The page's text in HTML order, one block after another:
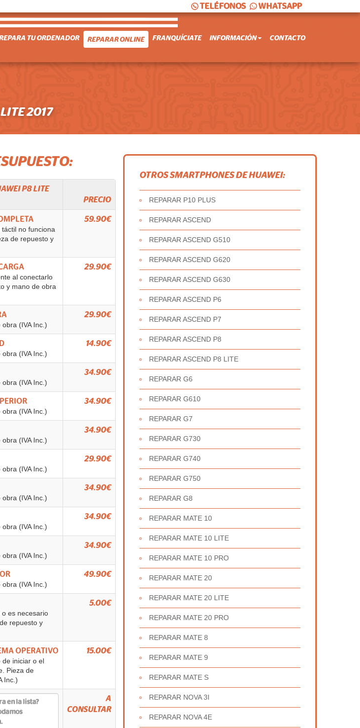
TELÉFONOS WHATSAPP
TU ORDENADOR REPARAR ONLINE FRANQUÍCIATE INFORMACIÓN CONTACTO
2017
P8 LITE
PRECIO
no funciona
de repuesto y
59.90€
al conectarlo
y mano de obra
29.90€
(IVA Inc.)
29.90€
(IVA Inc.)
14.90€
(IVA Inc.)
34.90€
(IVA Inc.)
34.90€
(IVA Inc.)
34.90€
(IVA Inc.)
29.90€
(IVA Inc.)
34.90€
(IVA Inc.)
34.90€
(IVA Inc.)
34.90€
(IVA Inc.)
49.90€
es necesario
repuesto y
5.00€
OPERATIVO
iniciar o el
Pieza de
Inc.)
15.00€
A
CONSULTAR
OTROS SMARTPHONES DE HUAWEI:
REPARAR P10 PLUS
REPARAR ASCEND
REPARAR ASCEND G510
REPARAR ASCEND G620
REPARAR ASCEND G630
REPARAR ASCEND P6
REPARAR ASCEND P7
REPARAR ASCEND P8
REPARAR ASCEND P8 LITE
REPARAR G6
REPARAR G610
REPARAR G7
REPARAR G730
REPARAR G740
REPARAR G750
REPARAR G8
REPARAR MATE 10
REPARAR MATE 10 LITE
REPARAR MATE 10 PRO
REPARAR MATE 20
REPARAR MATE 20 LITE
REPARAR MATE 20 PRO
REPARAR MATE 8
REPARAR MATE 9
REPARAR MATE S
REPARAR NOVA 3I
REPARAR NOVA 4E